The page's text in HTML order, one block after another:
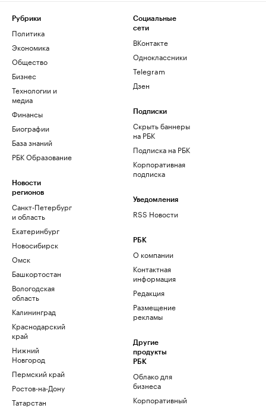
Рубрики
Политика
Экономика
Общество
Бизнес
Технологии и
медиа
Финансы
Биографии
База знаний
РБК Образование
Новости
регионов
Санкт-Петербург
и область
Екатеринбург
Новосибирск
Омск
Башкортостан
Вологодская
область
Калининград
Краснодарский
край
Нижний
Новгород
Пермский край
Ростов-на-Дону
Татарстан
Социальные
сети
ВКонтакте
Одноклассники
Telegram
Дзен
Подписки
Скрыть баннеры
на РБК
Подписка на РБК
Корпоративная
подписка
Уведомления
RSS Новости
РБК
О компании
Контактная
информация
Редакция
Размещение
рекламы
Другие
продукты
РБК
Облако для
бизнеса
Корпоративный